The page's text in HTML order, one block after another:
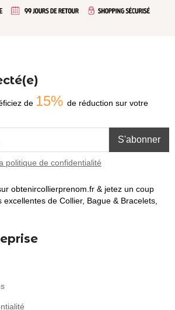
de 15% de réduction sur votre
S'abonner
politique de confidentialité
obtenircollierprenom.fr & jetez un coup
excellentes de Collier, Bague & Bracelets,